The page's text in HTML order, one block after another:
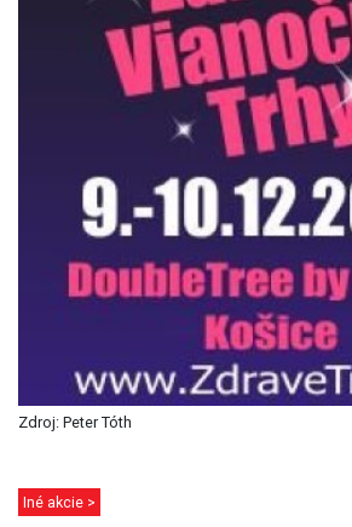
Zdroj: Peter Tóth
Iné akcie >